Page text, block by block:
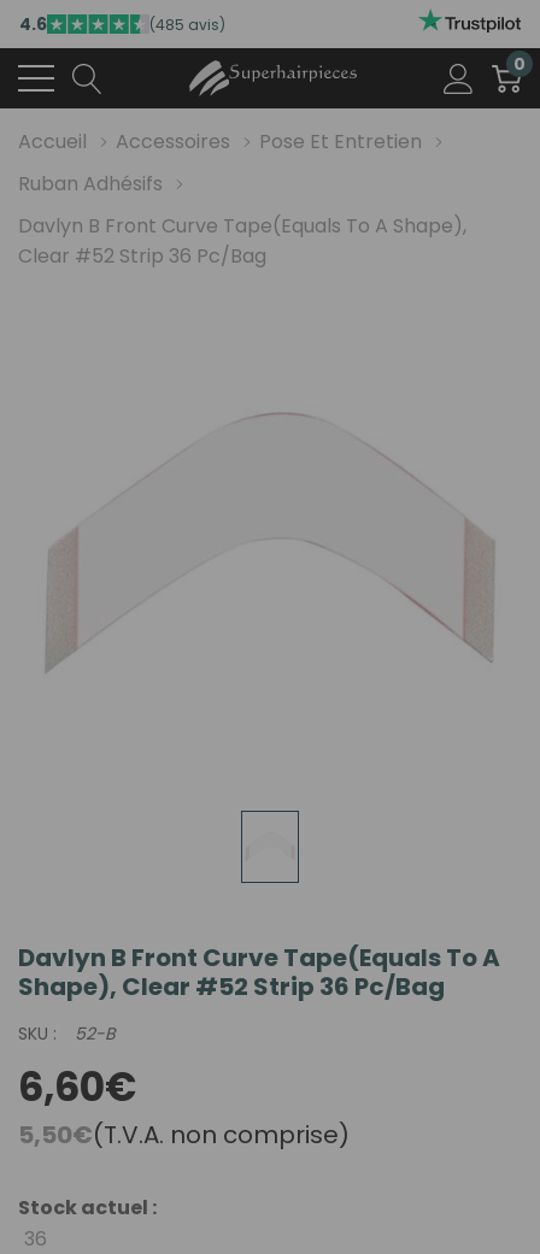
4.6 (485 avis)
0
Accueil Accessoires
Pose Et Entretien
Ruban Adhésifs
Davlyn B Front Curve Tape(equals To A Shape),
Clear #52 Strip 36 Pc/bag
Davlyn B Front Curve Tape(equals To A
Shape), Clear #52 Strip 36 Pc/bag
SKU : 52-B
6,60€
5,50€(T.V.A. non comprise)
Stock actuel :
36